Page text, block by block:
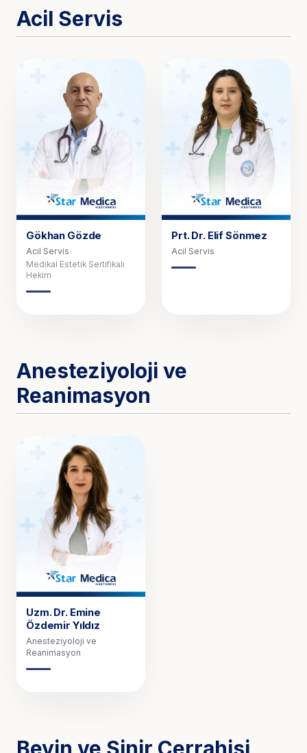
Kariyer
Online Randevu Lab Sonuçları
BG
Acil Servis
Gökhan Gözde
Acil Servis
Medikal Estetik Sertifikalı
Hekim
Prt. Dr. Elif Sönmez
Acil Servis
Anesteziyoloji ve
Reanimasyon
Uzm. Dr. Emine
Özdemir Yıldız
Anesteziyoloji ve
Reanimasyon